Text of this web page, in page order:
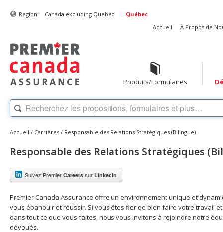
Region: Canada excluding Quebec |
Québec
Accueil
À Propos de
Produits/Formulaires
Accueil / Carrières / Responsable des Relations Stratégiques (Bilingue)
Responsable des Relations Stratégiques
Suivez Premier Careers sur LinkedIn
Premier Canada Assurance offre un environnement unique et
vous épanouir et réussir. Si vous êtes fier de bien faire votre travail
dans tout ce que vous faites, nous vous invitons à rejoindre notre
dévoués.